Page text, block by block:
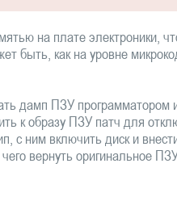
на плате электроники,
быть, как на уровне
дамп ПЗУ программатором
к образу ПЗУ патч для
с ним включить диск и
вернуть оригинальное